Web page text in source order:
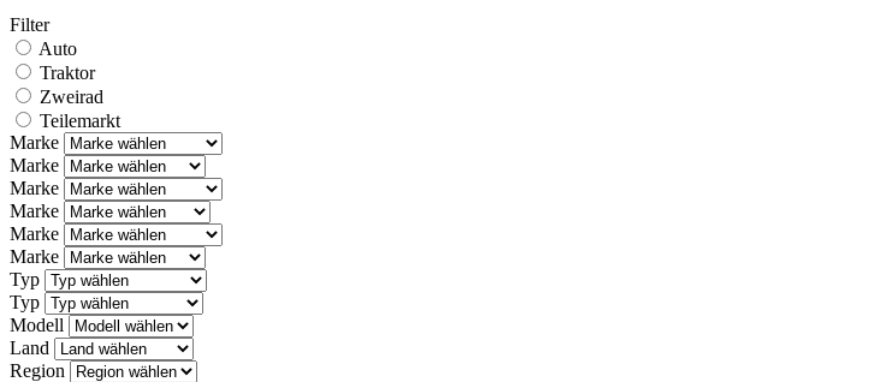
Filter
Auto
Traktor
Zweirad
Teilemarkt
Marke
Marke
Marke
Marke
Marke
Marke
Typ
Typ
Modell
Land
Region